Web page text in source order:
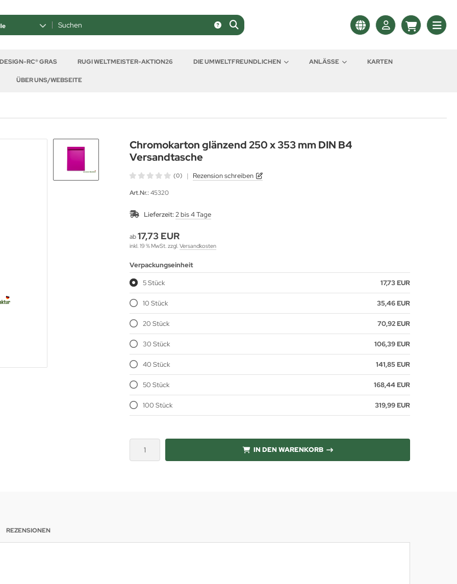
RC® GRAS RUGI WELTMEISTER-AKTION26 DIE UMWELTFREUNDLICHEN ANLÄSSE KARTEN
ÜBER UNS/WEBSEITE
Chromokarton glänzend 250 x 353 mm DIN B4
Versandtasche
(0) | Rezension schreiben
Art.Nr.: 45320
Lieferzeit:2 bis 4 Tage
ab17,73 EUR
inkl. 19 % MwSt. zzgl. Versandkosten
Verpackungseinheit
5 Stück 17,73 EUR
10 Stück 35,46 EUR
20 Stück 70,92 EUR
30 Stück 106,39 EUR
40 Stück 141,85 EUR
50 Stück 168,44 EUR
100 Stück 319,99 EUR
IN DEN WARENKORB
REZENSIONEN